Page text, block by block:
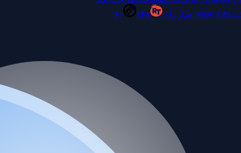
IMDb ۶٫۴23.2 هزار رأی ۴۸٪ ۶۰